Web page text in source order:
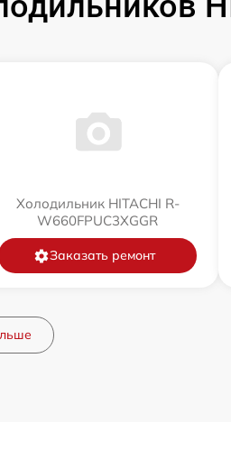
Холодильник HITACHI R-
W660FPUC3XGGR
Заказать ремонт